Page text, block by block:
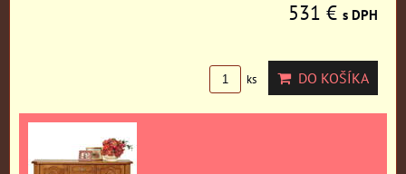
531 € s DPH
ks DO KOŠÍKA